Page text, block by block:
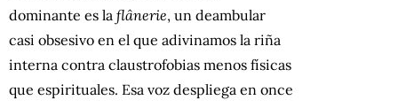
dominante es la flânerie, un deambular
casi obsesivo en el que adivinamos la riña
interna contra claustrofobias menos físicas
que espirituales. Esa voz despliega en once